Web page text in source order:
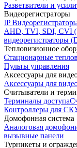
Разветвители и
Видеорегистраторы
IP
AHD, TVI, SDI, CVI
видеорегистраторы
Тепловизионное
Стационарные
Пульты управления
Аксессуары для
Аксессуары для
Считыватели и
Терминалы доступа
Контроллеры для
Домофонная система
Аналоговая
вызывные панели
Турникеты и